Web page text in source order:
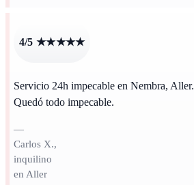
4/5 ★★★★★
Servicio 24h impecable en Nembra, Aller.
Quedó todo impecable.
—
Carlos X.,
inquilino
en Aller